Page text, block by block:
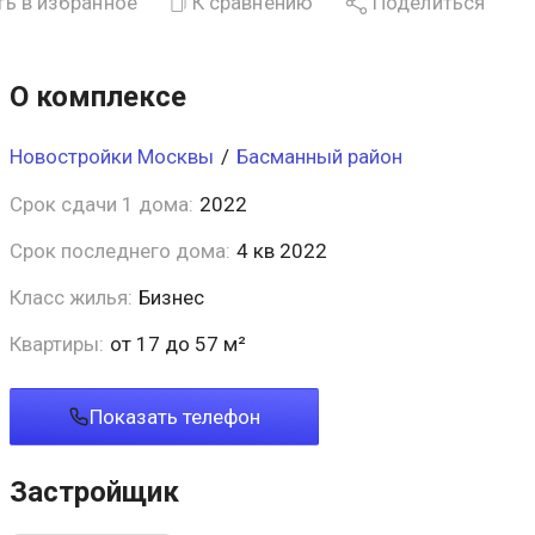
О комплексе
Новостройки Москвы / Басманный район
Срок сдачи 1 дома: 2022
Срок последнего дома: 4 кв 2022
Класс жилья: Бизнес
Квартиры: от 17 до 57 м²
Показать телефон
Застройщик